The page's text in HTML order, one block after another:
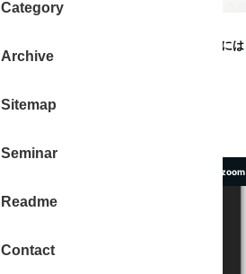
Category
Archive
Sitemap
Seminar
Readme
Contact
Zoomの録画データから文字起こしをするには
zoom